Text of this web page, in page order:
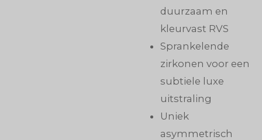
duurzaam en
kleurvast RVS
Sprankelende
zirkonen voor een
subtiele luxe
uitstraling
Uniek
asymmetrisch